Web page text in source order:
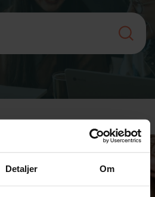
Detaljer Om